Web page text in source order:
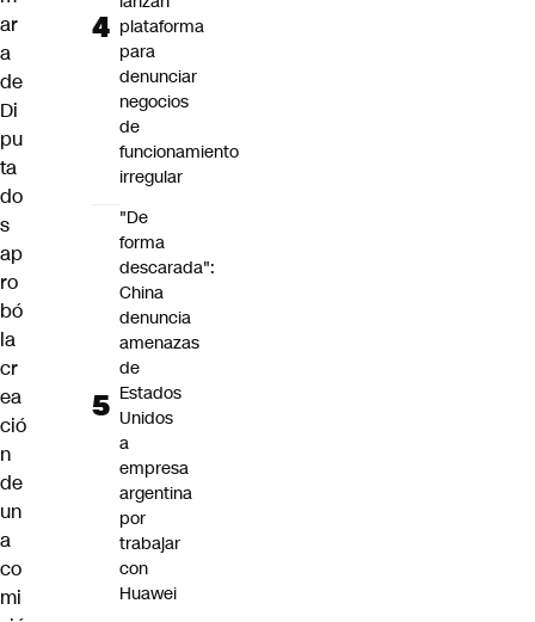
ar
a
de
Di
pu
ta
do
s
ap
ro
bó
la
cr
ea
ció
n
de
un
a
co
mi
plataforma
para
denunciar
negocios
de
funcionamiento
irregular
"De
forma
descarada":
China
denuncia
amenazas
de
Estados
Unidos
a
empresa
argentina
por
trabajar
con
Huawei